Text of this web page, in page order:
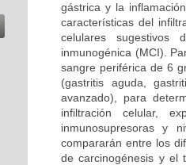
gástrica y la
características del
celulares sugestivos
inmunogénica (MCI).
sangre periférica de 6
(gastritis aguda,
avanzado), para
infiltración celular,
inmunosupresoras y
compararán entre los
de carcinogénesis y el